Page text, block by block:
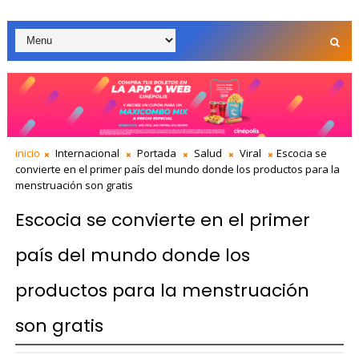
inicio Internacional Portada Salud Viral
Escocia se
convierte en el primer país del mundo donde los productos para la
menstruación son gratis
Escocia se convierte en el primer
país del mundo donde los
productos para la menstruación
son gratis